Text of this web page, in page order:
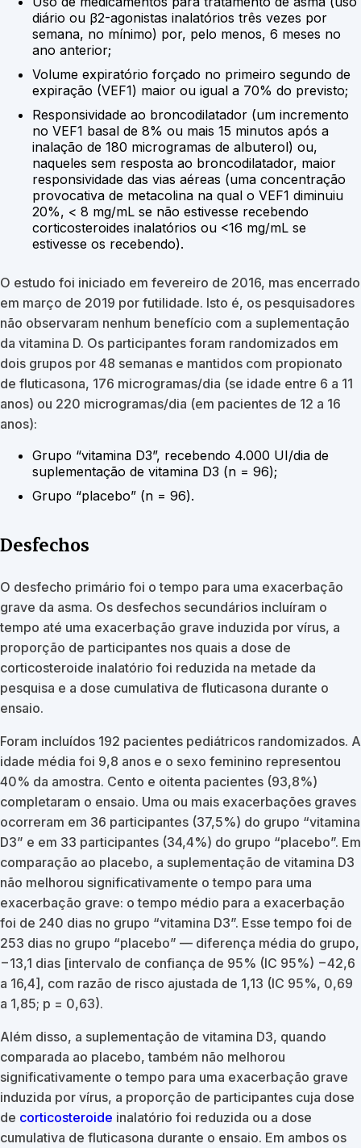
diário ou β2-agonistas inalatórios três vezes por
semana, no mínimo) por, pelo menos, 6 meses no
ano anterior;
Volume expiratório forçado no primeiro segundo de
expiração (VEF1) maior ou igual a 70% do previsto;
Responsividade ao broncodilatador (um incremento
no VEF1 basal de 8% ou mais 15 minutos após a
inalação de 180 microgramas de albuterol) ou,
naqueles sem resposta ao broncodilatador, maior
responsividade das vias aéreas (uma concentração
provocativa de metacolina na qual o VEF1 diminuiu
20%, < 8 mg/mL se não estivesse recebendo
corticosteroides inalatórios ou <16 mg/mL se
estivesse os recebendo).
O estudo foi iniciado em fevereiro de 2016, mas encerrado
em março de 2019 por futilidade. Isto é, os pesquisadores
não observaram nenhum benefício com a suplementação
da vitamina D. Os participantes foram randomizados em
dois grupos por 48 semanas e mantidos com propionato
de fluticasona, 176 microgramas/dia (se idade entre 6 a 11
anos) ou 220 microgramas/dia (em pacientes de 12 a 16
anos):
Grupo “vitamina D3”, recebendo 4.000 UI/dia de
suplementação de vitamina D3 (n = 96);
Grupo “placebo” (n = 96).
Desfechos
O desfecho primário foi o tempo para uma exacerbação
grave da asma. Os desfechos secundários incluíram o
tempo até uma exacerbação grave induzida por vírus, a
proporção de participantes nos quais a dose de
corticosteroide inalatório foi reduzida na metade da
pesquisa e a dose cumulativa de fluticasona durante o
ensaio.
Foram incluídos 192 pacientes pediátricos randomizados. A
idade média foi 9,8 anos e o sexo feminino representou
40% da amostra. Cento e oitenta pacientes (93,8%)
completaram o ensaio. Uma ou mais exacerbações graves
ocorreram em 36 participantes (37,5%) do grupo “vitamina
D3” e em 33 participantes (34,4%) do grupo “placebo”. Em
comparação ao placebo, a suplementação de vitamina D3
não melhorou significativamente o tempo para uma
exacerbação grave: o tempo médio para a exacerbação
foi de 240 dias no grupo “vitamina D3”. Esse tempo foi de
253 dias no grupo “placebo” — diferença média do grupo,
−13,1 dias [intervalo de confiança de 95% (IC 95%) −42,6
a 16,4], com razão de risco ajustada de 1,13 (IC 95%, 0,69
a 1,85; p = 0,63).
Além disso, a suplementação de vitamina D3, quando
comparada ao placebo, também não melhorou
significativamente o tempo para uma exacerbação grave
induzida por vírus, a proporção de participantes cuja dose
de corticosteroide inalatório foi reduzida ou a dose
cumulativa de fluticasona durante o ensaio. Em ambos os